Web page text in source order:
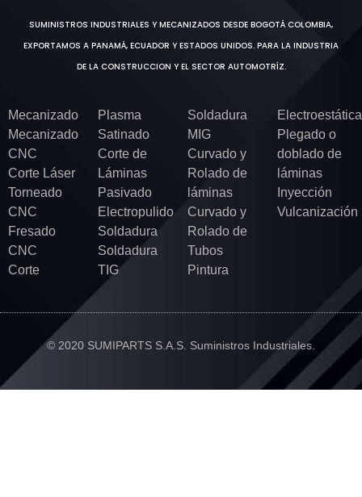
SUMINISTROS INDUSTRIALES Y MECANIZADOS DESDE BOGOTÁ COLOMBIA,
EXPORTAMOS A PANAMÁ, ECUADOR Y ESTADOS UNIDOS. PARA LA INDUSTRIA
DE LA CONSTRUCCION Y EL SECTOR AUTOMOTRÍZ.
Mecanizado
Mecanizado
CNC
Corte Láser
Torneado
CNC
Fresado
CNC
Corte
Plasma
Satinado
Corte de
Láminas
Pasivado
Electropulido
Soldadura
Soldadura
TIG
Soldadura
MIG
Curvado y
Rolado de
láminas
Curvado y
Rolado de
Tubos
Pintura
Electroestática
Plegado o
doblado de
láminas
Inyección
Vulcanización
© 2020 SUMIPARTS S.A.S. Suministros Industriales.